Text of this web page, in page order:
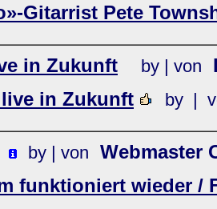
Gitarrist Pete
in Zukunft by | von
in Zukunft
by |
by | von Webmaster
funktioniert wieder /